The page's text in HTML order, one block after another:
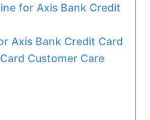
for Axis Bank Credit
Axis Bank Credit Card
Customer Care